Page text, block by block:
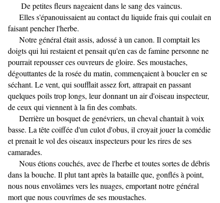
De petites fleurs nageaient dans le sang des vaincus.
Elles s'épanouissaient au contact du liquide frais qui coulait en
faisant pencher l'herbe.
Notre général était assis, adossé à un canon. Il comptait les
doigts qui lui restaient et pensait qu'en cas de famine personne ne
pourrait repousser ces ouvreurs de gloire. Ses moustaches,
dégouttantes de la rosée du matin, commençaient à boucler en se
séchant. Le vent, qui soufflait assez fort, attrapait en passant
quelques poils trop longs, leur donnant un air d'oiseau inspecteur,
de ceux qui viennent à la fin des combats.
Derrière un bosquet de genévriers, un cheval chantait à voix
basse. La tête coiffée d'un culot d'obus, il croyait jouer la comédie
et prenait le vol des oiseaux inspecteurs pour les rires de ses
camarades.
Nous étions couchés, avec de l'herbe et toutes sortes de débris
dans la bouche. Il plut tant après la bataille que, gonflés à point,
nous nous envolâmes vers les nuages, emportant notre général
mort que nous couvrîmes de ses moustaches.